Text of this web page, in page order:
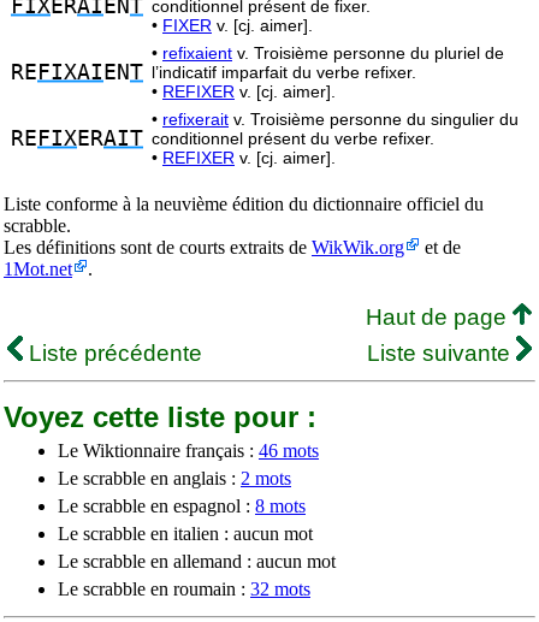
FIXERAI ENT conditionnel présent de fixer.
• FIXER v. [cj. aimer].
RE FIXAI ENT
• refixaient v. Troisième personne du pluriel de
l’indicatif imparfait du verbe refixer.
• REFIXER v. [cj. aimer].
RE FIXERAIT
• refixerait v. Troisième personne du singulier du
conditionnel présent du verbe refixer.
• REFIXER v. [cj. aimer].
Liste conforme à la neuvième édition du dictionnaire officiel du
scrabble.
Les définitions sont de courts extraits de WikWik.org
et de
1Mot.net
.
Haut de page
Liste précédente
Liste suivante
Voyez cette liste pour :
Le Wiktionnaire français : 46 mots
Le scrabble en anglais : 2 mots
Le scrabble en espagnol : 8 mots
Le scrabble en italien : aucun mot
Le scrabble en allemand : aucun mot
Le scrabble en roumain : 32 mots